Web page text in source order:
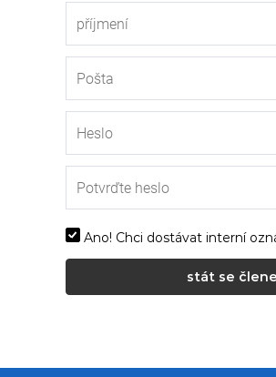
Ano! Chci dostávat interní
stát se